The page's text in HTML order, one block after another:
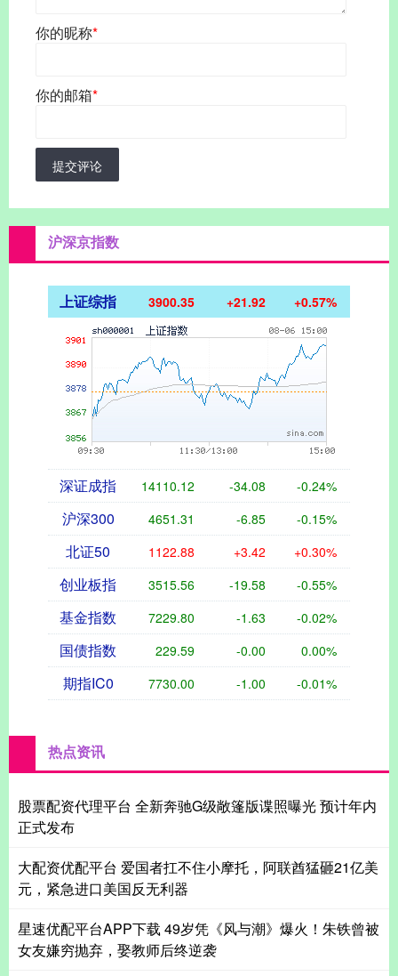
你的昵称*
你的邮箱*
提交评论
沪深京指数
上证综指 3900.35 +21.92 +0.57%
深证成指 14110.12 -34.08 -0.24%
沪深300 4651.31 -6.85 -0.15%
北证50 1122.88 +3.42 +0.30%
创业板指 3515.56 -19.58 -0.55%
基金指数 7229.80 -1.63 -0.02%
国债指数 229.59 -0.00 0.00%
期指IC0 7730.00 -1.00 -0.01%
热点资讯
股票配资代理平台 全新奔驰G级敞篷版谍照曝光 预计年内
正式发布
大配资优配平台 爱国者扛不住小摩托，阿联酋猛砸21亿美
元，紧急进口美国反无利器
星速优配平台APP下载 49岁凭《风与潮》爆火！朱铁曾被
女友嫌穷抛弃，娶教师后终逆袭